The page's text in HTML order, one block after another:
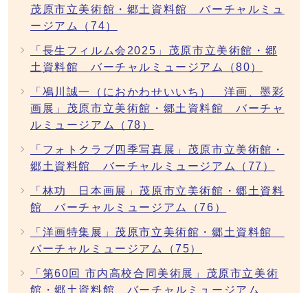
茂原市立美術館・郷土資料館 バーチャルミュ
ージアム（74）
「長生フィルム会2025」茂原市立美術館・郷
土資料館 バーチャルミュージアム（80）
「鳰川誠一（におかわせいいち） 洋画、墨彩
画展」茂原市立美術館・郷土資料館 バーチャ
ルミュージアム（78）
「フォトクラブ四季写真展」茂原市立美術館・
郷土資料館 バーチャルミュージアム（77）
「林功 日本画展」茂原市立美術館・郷土資料
館 バーチャルミュージアム（76）
「洋画特集展」茂原市立美術館・郷土資料館
バーチャルミュージアム（75）
「第60回 市内高校合同美術展」茂原市立美術
館・郷土資料館 バーチャルミュージアム